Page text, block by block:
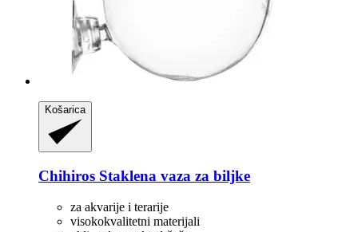
Košarica
Chihiros Staklena vaza za biljke
za akvarije i terarije
visokokvalitetni materijali